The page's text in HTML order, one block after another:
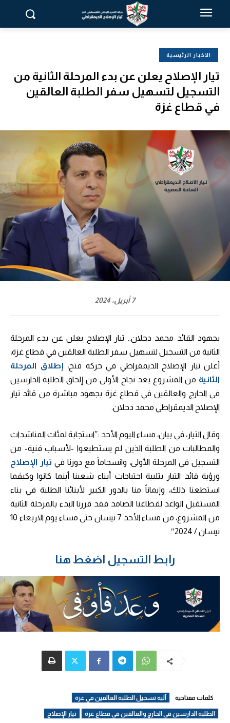
الاخبار الرئيسية
تيار الإصلاح يعلن عن بدء المرحلة الثانية من
التسجيل لتسهيل سفر الطلبة العالقين
في قطاع غزة
7 أبريل، 2024
بجهود القائد محمد دحلان.. تيار الإصلاح يعلن عن بدء المرحلة
الثانية من التسجيل لتسهيل سفر الطلبة العالقين في قطاع غزة،
أعلن تيار الإصلاح الديمقراطي في حركة فتح، إطلاق المرحلة
الثانية من المشروع بعد نجاح الأولى من إلحاق الطلبة الدارسين
في الخارج والعالقين في قطاع غزة بجهود مباشرة من قائد تيار
الإصلاح الديمقراطي محمد دحلان.
وقال التيار، في بيان، مساء اليوم الأحد :”استجابة لمئات المناشدات
والمطالبات من الطلبة الذين لم يستطيعوا -لأسباب فنية- من
التسجيل في المرحلة الأولى، وانسجاماً مع دورنا في تيار الإصلاح
ورؤية قائد التيار بتلبية احتياجات أبناء شعبنا أينما كانوا وكيفما
استطعنا ذلك، وإيماناً منا بالدور الكبير لأبنائنا الطلبة في بناء
المستقبل الواعد لقطاعنا الصامد فقد قررنا البدء بالمرحلة الثانية
من المشروع، من مساء الأحد 7 نيسان حتى مساء يوم الاربعاء 10
نيسان / 2024″.
رابط التسجيل اضغط هنا
كلمات مفتاحية آلية تسجيل الطلبة العالقين في غزة
الطلبة الدارسين في الخارج والعالقين في قطاع غزة تيار الإصلاح